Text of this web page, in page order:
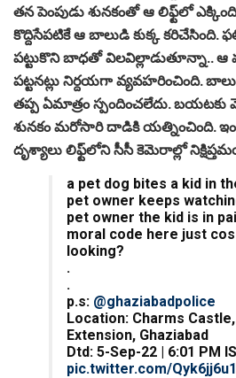
తన పెంపుడు శునకంతో ఆ లిఫ్ట్‌లో
కొద్దిసేపటికే ఆ బాలుడి కుక్క కరిచేసింది.
పట్టుకొని బాధతో విలవిల్లాడుతూన్నా..
పట్టనట్లు నిర్దయగా వ్యవహరించింది.
తప్ప ఏమాత్రం స్పందించలేదు.
శునకం మరోసారి దాడికి యత్నించింది.
దృశ్యాలు లిఫ్ట్‌లోని సీసీ కెమెరాల్లో
a pet dog bites a kid in
pet owner keeps
pet owner the kid is in
moral code here just
looking?
.
.
p.s: @ghaziabadpolice
Location: Charms
Extension, Ghaziabad
Dtd: 5-Sep-22 | 6:01 PM
pic.twitter.com/